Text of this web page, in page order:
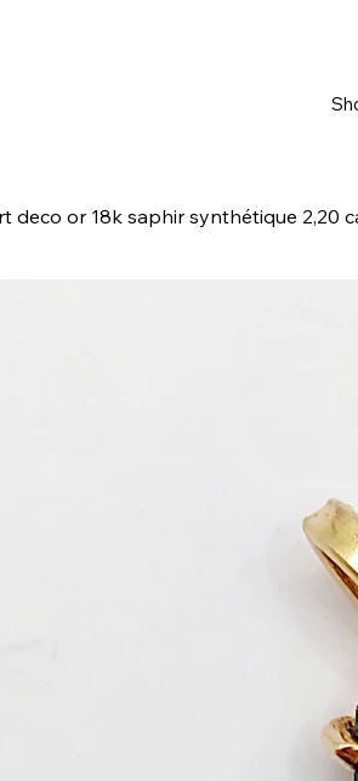
deco or 18k saphir synthétique 2,20